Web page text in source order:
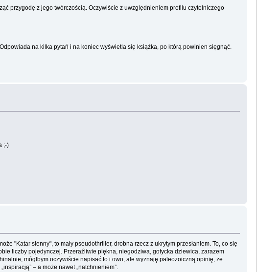
przygodę z jego twórczością. Oczywiście z uwzględnieniem profilu czytelniczego
na kilka pytań i na koniec wyświetla się książka, po którą powinien sięgnąć.
;-)
"Katar sienny", to mały pseudothriller, drobna rzecz z ukrytym przesłaniem. To, co się
liczby pojedynczej. Przeraźliwie piękna, niegodziwa, gotycka dziewica, zarazem
mógłbym oczywiście napisać to i owo, ale wyznaję paleozoiczną opinię, że
– a może nawet „natchnieniem”.